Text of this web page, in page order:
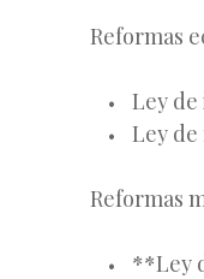
Reformas
Ley de
Ley
Reformas
**Ley